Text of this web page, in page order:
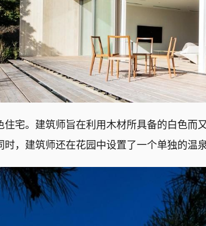
宅。建筑师旨在利用木材所具备的白色而
，建筑师还在花园中设置了一个单独的温泉